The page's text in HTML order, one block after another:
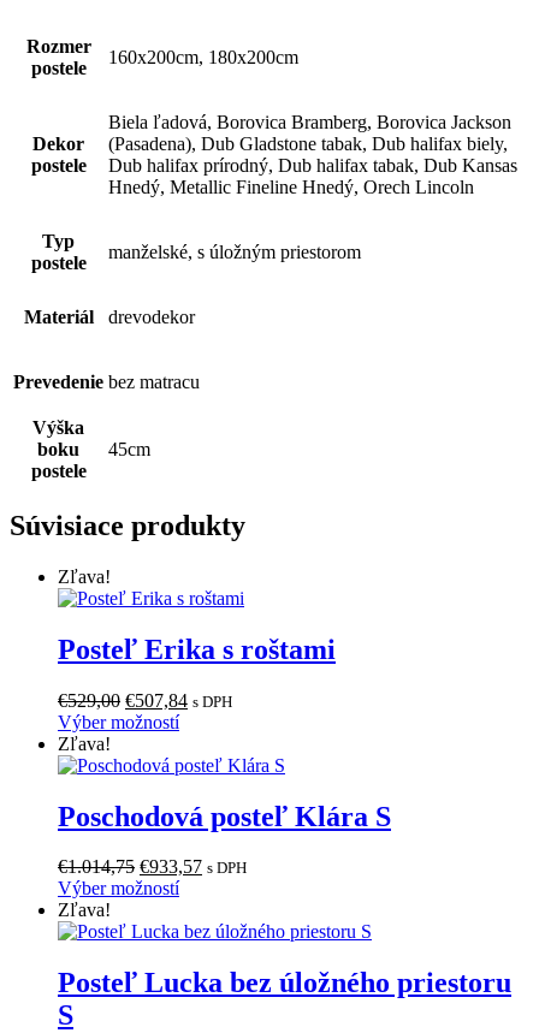
môžete
vybrať
stránke
produktu.
Rozmer
postele
160x200cm, 180x200cm
Dekor
postele
Biela ľadová, Borovica Bramberg, Borovica Jackson
(Pasadena), Dub Gladstone tabak, Dub halifax biely,
Dub halifax prírodný, Dub halifax tabak, Dub Kansas
Hnedý, Metallic Fineline Hnedý, Orech Lincoln
Typ
postele
manželské, s úložným priestorom
Materiál drevodekor
Prevedenie bez matracu
Výška
boku
postele
45cm
Súvisiace produkty
Zľava!
Posteľ Erika s roštami
€529,00 Pôvodná
cena
€529,00.
€507,84Aktuálna
€507,84.
s DPH
Výber možnostíTento
má
variantov.
Možnosti
môžete
vybrať
stránke
Zľava!
Poschodová posteľ Klára S
€1.014,75 Pôvodná
cena
€1.014,75.
€933,57Aktuálna
€933,57.
s DPH
Výber možnostíTento
má
variantov.
Možnosti
Zľava!
Posteľ Lucka bez úložného priestoru
S